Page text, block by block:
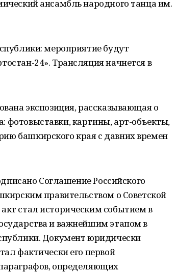
ансамбль народного танца им.
мероприятие будут
24». Трансляция начнется в
экспозиция, рассказывающая о
фотовыставки, картины, арт-объекты,
башкирского края с давних времен
Соглашение Российского
правительством о Советской
стал историческим событием в
и важнейшим этапом в
Документ юридически
фактически его первой
определяющих